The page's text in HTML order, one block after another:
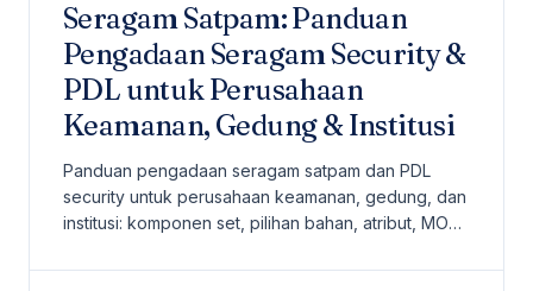
Seragam Satpam: Panduan
Pengadaan Seragam Security &
PDL untuk Perusahaan
Keamanan, Gedung & Institusi
Panduan pengadaan seragam satpam dan PDL
security untuk perusahaan keamanan, gedung, dan
institusi: komponen set, pilihan bahan, atribut, MOQ
sebelum order.